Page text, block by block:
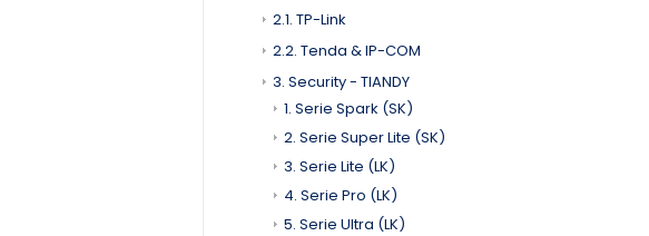
2.1. TP-Link
2.2. Tenda & IP-COM
3. Security - TIANDY
1. Serie Spark (SK)
2. Serie Super Lite (SK)
3. Serie Lite (LK)
4. Serie Pro (LK)
5. Serie Ultra (LK)